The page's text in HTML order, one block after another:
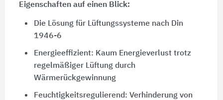
Eigenschaften auf einen Blick:
Die Lösung für Lüftungssysteme nach Din
1946-6
Energieeffizient: Kaum Energieverlust trotz
regelmäßiger Lüftung durch
Wärmerückgewinnung
Feuchtigkeitsregulierend: Verhinderung von